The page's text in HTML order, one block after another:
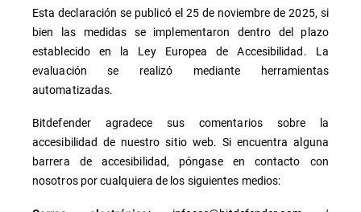
Esta declaración se publicó el 25 de noviembre de 2025, si
bien las medidas se implementaron dentro del plazo
establecido en la Ley Europea de Accesibilidad. La
evaluación se realizó mediante herramientas
automatizadas.
Bitdefender agradece sus comentarios sobre la
accesibilidad de nuestro sitio web. Si encuentra alguna
barrera de accesibilidad, póngase en contacto con
nosotros por cualquiera de los siguientes medios: